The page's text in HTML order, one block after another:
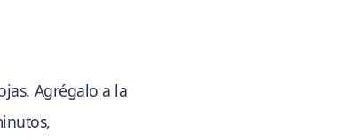
Agrégalo a la